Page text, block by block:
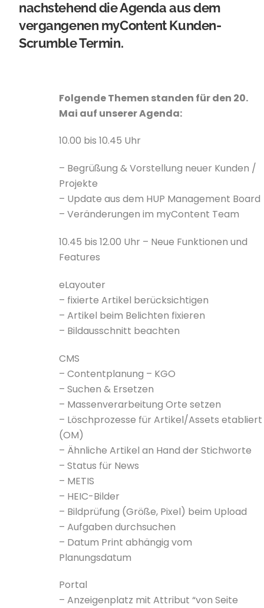
nachstehend die Agenda aus dem
vergangenen myContent Kunden-
Scrumble Termin.
Folgende Themen standen für den 20.
Mai auf unserer Agenda:
10.00 bis 10.45 Uhr
– Begrüßung & Vorstellung neuer Kunden /
Projekte
– Update aus dem HUP Management Board
– Veränderungen im myContent Team
10.45 bis 12.00 Uhr – Neue Funktionen und
Features
eLayouter
– fixierte Artikel berücksichtigen
– Artikel beim Belichten fixieren
– Bildausschnitt beachten
CMS
– Contentplanung – KGO
– Suchen & Ersetzen
– Massenverarbeitung Orte setzen
– Löschprozesse für Artikel/Assets etabliert
(OM)
– Ähnliche Artikel an Hand der Stichworte
– Status für News
– METIS
– HEIC-Bilder
– Bildprüfung (Größe, Pixel) beim Upload
– Aufgaben durchsuchen
– Datum Print abhängig vom
Planungsdatum
Portal
– Anzeigenplatz mit Attribut “von Seite